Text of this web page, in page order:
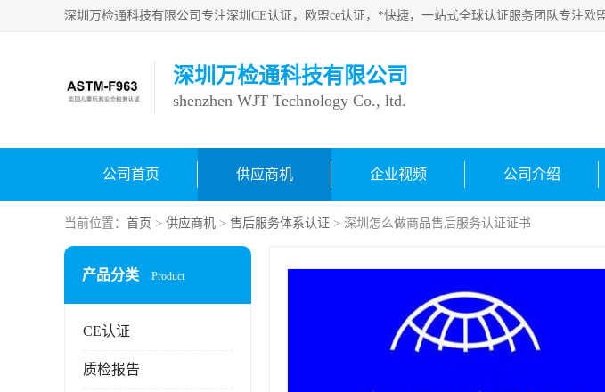
深圳万检通科技有限公司
shenzhen WJT Technology Co., ltd.
公司首页 供应商机 企业视频 公司介绍
当前位置： 首页 > 供应商机 > 售后服务体系认证 > 深圳怎么做商品售后服务认证证书
产品分类 Product
CE认证
质检报告